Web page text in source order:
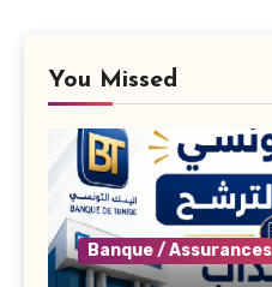
You Missed
Banque /